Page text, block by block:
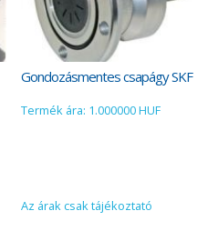
Gondozásmentes csapágy SKF
Termék ára: 1.000000 HUF
Az árak csak tájékoztató